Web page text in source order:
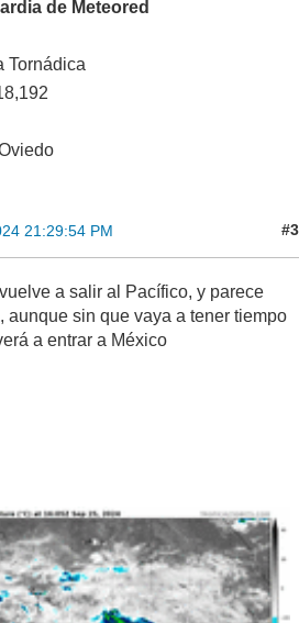
de Meteored
Tornádica
21:29:54 PM #3
a salir al Pacífico, y parece
aunque sin que vaya a tener tiempo
a entrar a México